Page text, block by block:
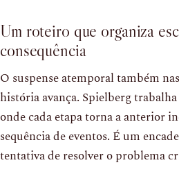
Um roteiro que organiza
consequência
O suspense atemporal também
história avança. Spielberg
onde cada etapa torna a anterior
sequência de eventos. É um
tentativa de resolver o problema